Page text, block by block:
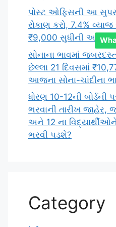
પોસ્ટ ઓફિસની આ
રોકાણ કરો, 7.4%
₹9,000 સુધીની આવક
સોનાના ભાવમાં
છેલ્લા 21 દિવસમાં
આજના સોના-ચાંદીના
ધોરણ 10-12ની બોર્ડની
ભરવાની તારીખ જાહેર,
અને 12 ના
ભરવી પડશે?
Category